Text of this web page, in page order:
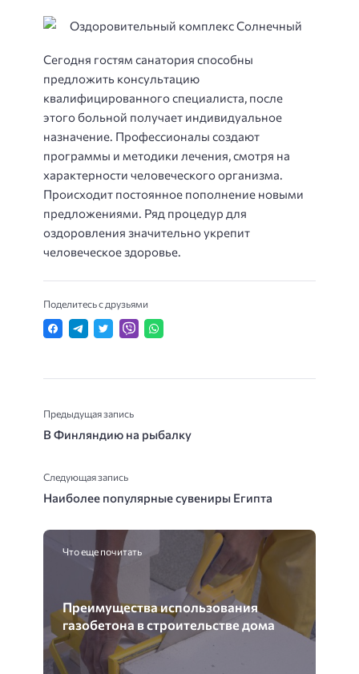
Сегодня гостям санатория способны
предложить консультацию
квалифицированного специалиста, после
этого больной получает индивидуальное
назначение. Профессионалы создают
программы и методики лечения, смотря на
характерности человеческого организма.
Происходит постоянное пополнение новыми
предложениями. Ряд процедур для
оздоровления значительно укрепит
человеческое здоровье.
Поделитесь с друзьями
Предыдущая запись
В Финляндию на рыбалку
Следующая запись
Наиболее популярные сувениры Египта
Что еще почитать
Преимущества использования
газобетона в строительстве дома